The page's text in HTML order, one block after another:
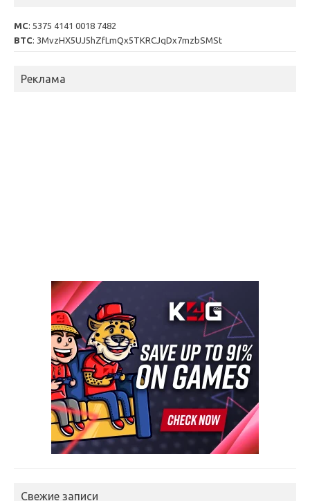
MC: 5375 4141 0018 7482
BTC: 3MvzHX5UJ5hZfLmQx5TKRCJqDx7mzbSMSt
Реклама
Свежие записи